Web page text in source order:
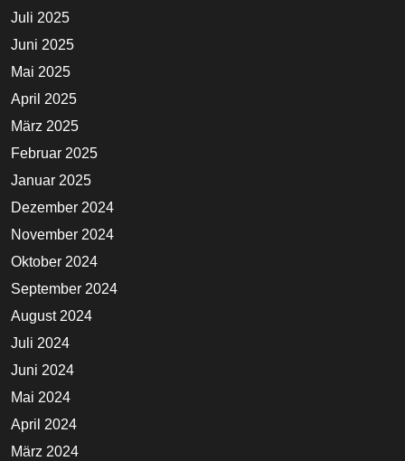
Juli 2025
Juni 2025
Mai 2025
April 2025
März 2025
Februar 2025
Januar 2025
Dezember 2024
November 2024
Oktober 2024
September 2024
August 2024
Juli 2024
Juni 2024
Mai 2024
April 2024
März 2024